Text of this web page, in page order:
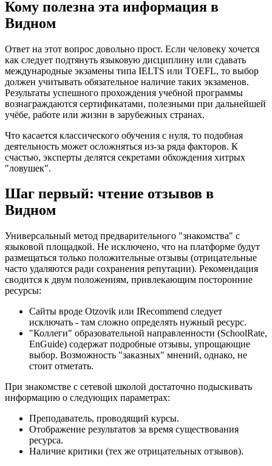
Кому полезна эта информация в
Видном
Ответ на этот вопрос довольно прост. Если человеку хочется
как следует подтянуть языковую дисциплину или сдавать
международные экзамены типа IELTS или TOEFL, то выбор
должен учитывать обязательное наличие таких экзаменов.
Результаты успешного прохождения учебной программы
вознаграждаются сертификатами, полезными при дальнейшей
учёбе, работе или жизни в зарубежных странах.
Что касается классического обучения с нуля, то подобная
деятельность может осложняться из-за ряда факторов. К
счастью, эксперты делятся секретами обхождения хитрых
"ловушек".
Шаг первый: чтение отзывов в
Видном
Универсальный метод предварительного "знакомства" с
языковой площадкой. Не исключено, что на платформе будут
размещаться только положительные отзывы (отрицательные
часто удаляются ради сохранения репутации). Рекомендация
сводится к двум положениям, привлекающим посторонние
ресурсы:
Сайты вроде Otzovik или IRecommend следует
исключать - там сложно определять нужный ресурс.
"Коллеги" образовательной направленности (SchoolRate,
EnGuide) содержат подробные отзывы, упрощающие
выбор. Возможность "заказных" мнений, однако, не
стоит отметать.
При знакомстве с сетевой школой достаточно подыскивать
информацию о следующих параметрах:
Преподаватель, проводящий курсы.
Отображение результатов за время существования
ресурса.
Наличие критики (тех же отрицательных отзывов).